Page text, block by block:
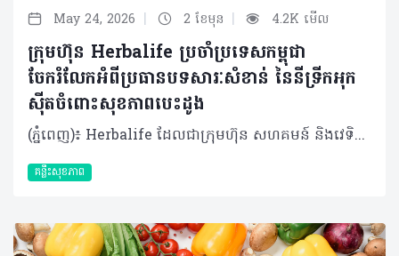
May 24, 2026 | 2 ខែមុន | 4.2K មើល
ក្រុមហ៊ុន Herbalife ប្រចាំប្រទេសកម្ពុជា
ចែករំលែកអំពីប្រធានបទសារៈសំខាន់ នៃនីទ្រីកអុក
ស៊ីតចំពោះសុខភាពបេះដូង
(ភ្នំពេញ)៖ Herbalife ដែលជាក្រុមហ៊ុន សហគមន៍ និងវេទិកាភ្ជាប់ទំនាក់ទំនងលំដាប់ថ្នាក់ពិភពលោក ផ្នែកសុខភាព និងសុខុមាលភាពបានចែករំលែកអំពីសារៈសំខាន់នៃនីទ្រីកអុកស៊ីតចំពោះសុខភាពបេះដូង និងថាតើអ្វីទៅជាការជំរុញនីទ្រីកអុកស៊ីត? មានកត្តាជាច្រើនក្នុងការរស់នៅឱ្យបានល្អបំផុត ហើយក៏មិនចាំបាច់ពិបាកស្មុគស្មាញអ្វីច្រើននោះដែរ។ មានវិធីសាមញ្ញមួយចំនួនដើម្បីគាំទ្រដល់សុខភាពបេះដូងរបស់អ្នកឱ្យមានសុខភាពល្អគឺ តាមរយៈរបបអាហារត្រឹមត្រូវ ការហាត់ប្រាណឱ្យបានទៀងទាត់ និងការទទួលទានអាហាររូបត្ថម្ភជំនួយ។របបអាហារ និងលំហាត់ប្រាណគឺងាយស្រួល ប៉ុន្តែអាហាររូបត្ថម្ភជំនួយវិញ? វិធីដ៏ល្អបំផុតមួយដើម្បីជួយការពារបេះដូងរបស់អ្នកគឺ តាមរយៈនីទ្រីកអុកស៊ីត ឬ ពាក្យកាត់ NO។ តើនីទ្រីកអុកស៊ីតដំណើរការយ៉ាងដូចម្តេច? នីទ្រីកអុកស៊ីត គឺជាឧស្ម័នដែលកើតឡើងពីធម្មជាតិដែលមាននៅទាំងក្នុង និងក្រៅរាងកាយ។ វាការពារប្រព័ន្ធសរសៃឈាមបេះដូងរបស់អ្នកពីការខូចខាត និងការចុះខ្សោយតាមវ័យ ដោយលើកកម្ពស់ភាពយឺត នៃសរសៃឈាម។ នីទ្រីកអុកស៊ីតជួយឱ្យជញ្ជាំងសរសៃឈាមរបស់អ្នកសម្រាក និងរីកធំ ដើម្បីឱ្យកោសិកាឈាមអាចរត់បានយ៉ាងងាយស្រួល។ ដំណើរការនេះអនុញ្ញាតឱ្យសារធាតុចិញ្ចឹម និងអុកស៊ីហ្សែនត្រូវបានបញ្ជូនទៅកាន់រាងកាយឱ្យកាន់តែមានប្រសិទ្ធភាព។ អត្ថប្រយោជន៍ នៃនីទ្រីកអុកស៊ីត នីទ្រីកអុកស៊ីតត្រូវបានគេហៅថាជា "Miracle Molecule" ឬ “ម៉ូលេគុលអស្ចារ្យ” ដោយសារតែអត្ថប្រយោជន៍ជាច្រើនដែលវាមាន។ ផ្អែកលើការសិក្សាមួយដែលបានចុះផ្សាយក្នុងទស្សនាវដ្តីវេជ្ជសាស្ត្រ The Journal of Preventive Medicine and Hygiene បានបង្ហាញឱ្យឃើញពីអត្ថប្រយោជន៍របស់នីទ្រីកអុកស៊ីតដូចខាងក្រោម៖ • ជួយគាំទ្រដល់ដំណើរការបេះដូង • រក្សាសរសៃឈាមឱ្យមានភាពបត់បែន • ធ្វើឱ្យលំហូរឈាមប្រសើរឡើង • គាំទ្រដល់គ្រប់កោសិកាទាំងអស់នៅក្នុងរាងកាយរបស់អ្នក • ជំរុញមុខងារបេះដូង ខួរក្បាល និងសរីរាង្គផ្សេងៗទៀតផងដែរ ការធ្វើឱ្យលំហូរឈាម និងការចរាចរឈាមប្រសើរឡើង នឹងជួយសម្រាលបន្ទុកការងាររបស់បេះដូង។ បេះដូងតែងតែច្របាច់បញ្ជូនកោសិកាឈាមផ្តល់​ថាមពលដល់គ្រប់សាច់ដុំ និងសរីរាង្គក្នុងរាងកាយ។ នីទ្រីកអុកស៊ីតជួយឱ្យសរសៃឈាមសម្រាក អនុញ្ញាតិឱ្យកោសិកាទាំងអស់អាចធ្វើចលនា និងរក្សាសម្ពាធឈាមឱ្យស្ថិតក្នុងកម្រិតដែលមានសុខភាពល្អ។ ការផលិតនីទ្រីកអុកស៊ីត រាងកាយផលិតនីទ្រីកអុកស៊ីតដោយធម្មជាតិក្នុងកំឡុងពេលរំលាយអាហារនៅពេលដែលប្រូតេអ៊ីនត្រូវបានបំបែកទៅជាអាស៊ីតអាមីណូដូចជា L-arginine និង L-citrulline។ នៅពេលដែលសារធាតុ L-arginine ត្រូវបានស្រូបចូលទៅក្នុងកោសិកាដែលនៅតាមជញ្ជាំងសរសៃឈាមរបស់អ្នក វានឹងបំប្លែងទៅជានីទ្រីកអុកស៊ីត (NO)។ L-citrulline គឺជាផលដែលកើតចេញពីការបំប្លែងនោះ ហើយវាដើរតួអ្នកជាការបន្ថែមថាមពល ប៉ុន្តែឥទ្ធិពលវាគឺមានរយៈពេលខ្លី។ នីទ្រីកអុកស៊ីតត្រូវបានបំផ្លាញចោលដោយសារម៉ូលេគុលអុកស៊ីហ្សែនសកម្មក្នុងរយៈពេលតែមួយវិនាទីប៉ុណ្ណោះ បន្ទាប់ពីការផលិត។ ការការពារកម្រិតនីទ្រីកអុកស៊ីត សារធាតុប្រឆាំងអុកស៊ីតកម្ម គឺជាវិធីមួយដើម្បីការពារកម្រិតនីទ្រីកអុកស៊ីតនៅក្នុងរាងកាយរបស់អ្នក។ សារធាតុប្រឆាំងអុកស៊ីតកម្មទាំងនេះជួយឱ្យរាងកាយស្រូបយកម៉ូលេគុលអុកស៊ីហ្សែនសកម្ម មុនពេលពួកវាអាចបង្កៃការខូចខាតណាមួយដល់នីទ្រីកអុកស៊ីត។ តាមរយៈការទទួលទានវីតាមីន C និង E រួមគ្នាជាមួយអាស៊ីត alpha lipoic អ្នកអាចជួយបង្កើតរបាំងការពារសម្រាប់នីទ្រីកអុកស៊ីតបាន។ បន្ទាប់ពីអាយុ ៣០ ឆ្នាំឡើង បរិមាណនីទ្រីកអុកស៊ីតដែលផលិតដោយធម្មជាតិក្នុងរាងកាយចាប់ផ្តើមថយចុះ។ ដូច្នោះហើយទើបវាជាការចាំបាច់ក្នុងជួយការពារ និងជម្រុះការបន្ថែមការផលិត NO ដើម្បីគាំទ្រដល់ប្រព័ន្ធសរសៃឈាមបេះដូងឱ្យមានសុខភាពល្អ។ ការជម្រុញនីទ្រីកអុកស៊ីត ដើម្បីជំរុញការផលិតនីទ្រីកអុកស៊ីតក្នុងរាងកាយ មានរឿងមួយចំនួនដែលអ្នកអាចធ្វើបានជារៀងរាល់ថ្ងៃ។ ជាទូទៅ វាអាស្រ័យលើរបបអាហារ ការហាត់ប្រាណ និងការទទួលទានអាហារូបត្ថម្ភដើម្បីជួយបំពេញបន្ថែម។ ចំពោះអាហារូបត្ថម្ភ អ្នកគួរទទួលទានអាហារដែលសម្បូរសារធាតុចិញ្ចឹមរួមមាន៖ • ប្រូតេអ៊ីនដែលមានគុណភាពខ្ពស់ដូចជាសណ្តែកសៀង សាច់ គ្រាប់ធញ្ញជាតិ ទឹកដោះគោ និងអាហារក្រឡុកប្រូតេអ៊ីន • បន្លែដែលមានសារធាតុនីត្រាតខ្ពស់ដូចជា គិនឆាយ សាឡាត់ មើមឆៃថាវក្រហម ស្ពៃពួយឡេង និងអាហារបំប៉នបន្លែបៃតង ក៏ជាជម្រើសដ៏ល្អដែរ • អាស៊ីតខ្លាញ់អូមេហ្គា ៣ ក៏ជួយកាត់បន្ថយការរលាកក្នុងរាងកាយផងដែរ របបអាហារដែលមានតុល្យភាពមិនមែនជាវិធីតែមួយគត់ដើម្បីបង្កើនកម្រិតនីទ្រីកអុកស៊ីតរបស់អ្នកនោះទេ។ វាក៏សំខាន់ផងដែរក្នុងការផ្តោតលើសុខុមាលភាពទូទៅរបស់អ្នកដូចជា៖ • ធានាថាអ្នកបានរក្សាជាតិទឹកបានគ្រប់គ្រាន់ • គេងឱ្យបានគ្រប់គ្រាន់ • និងបង្កើនសកម្មភាពរាងកាយ ការហាត់ប្រាណគឺជាចំណុចសំខាន់មួយ ព្រោះការផលិតនីទ្រីកអុកស៊ីតកើនឡើងយ៉ាងខ្លាំងក្នុងកំឡុងពេលធ្វើសកម្មភាពរាងកាយគ្រប់កម្រិត។ មិនថាការដើរ រត់ ជិះកង់ ហែលទឹក ឬសូម្បីតែការឡើងជណ្តើរ សុទ្ធតែជួយទ្រទ្រង់កម្រិត NO និងរបៀបរស់នៅដែលមានសុខភាពល្អទាំងអស់។ ការប្រើប្រាស់អាហារូបត្ថម្ភជំនួយ ក៏ជាកត្តាសំខាន់ផងដែរ ព្រោះសូម្បីតែរបបអាហារដែលមានតុល្យភាពបំផុតក៏នៅតែមានចន្លោះខ្វះខាតសារធាតុចិញ្ចឹមដែរ។ ដូច្នោះហើយអាហារូបត្ថម្ភជំនួយដូចជា អាហារក្រឡុកប្រូតេអ៊ីន អាហារូបត្ថម្ភជំនួយបន្លែបៃតង និងអូមេហ្គា ៣ គឺអាចជួយបំពេញចន្លោះខ្វះខាតបានយ៉ាងច្រើន។ សម្រាប់ការគាំទ្រកម្រិតនីទ្រីកអុកស៊ីត អាស៊ីតអាមីណូដូចជា L-arginine និង L-citrulline វីតាមីន C និង E អាស៊ីត alpha lipoic និងអាស៊ីតហ្វូលិក គឺពិតជាត្រូវការចាំបាច់។ ផលិតផល Herbalife® Vitality Amino Drink មានផ្ទុកនូវគ្រឿងផ្សំទាំងអស់នេះ និងជាជម្រើសដ៏ល្អសម្រាប់គាំទ្រដល់សុខភាពសរសៃឈាមបេះដូងរបស់អ្នក។ Vitality Amino Drink រួមបញ្ចូលគ្នានូវអាស៊ីតអាមីណូ និងសារធាតុប្រឆាំងអុកស៊ីតកម្មដែលចាំបាច់ដើម្បីគាំទ្រដល់ការផលិត និងរក្សាកម្រិត NO ដើម្បីរក្សាសរសៃឈាមឱ្យមានភាពបត់បែន។ ផលិតផល Herbalife24® Rebuild Strength ក៏ជាជម្រើសដ៏ល្អមួយទៀតដែលជួយបង្កើនកម្រិត NO ក្នុងរាងកាយរបស់អ្នក។ នៅពេលទទួលទានមុនពេលហាត់ប្រាណ វាជួយគាំទ្រដល់លំហូរឈាម និងធ្វើឱ្យសមត្ថភាពកីឡា និងភាពធន់ប្រសើរឡើង។ ការរក្សាកម្រិតនីទ្រីកអុកស៊ីតឱ្យបានខ្ពស់ គឺជាគន្លឹះសម្រាប់សុខភាពរាងកាយ និងបេះដូង ។ អ្នកអាចជួយឱ្យបេះដូងមានសុខភាពល្អទៅតាមវ័យ តាមរយៈការរក្សាភាពបត់បែននៃសរសៃឈាម និងការកែលម្អលំហូរឈាមក្នុងរាងកាយ ជាមួយនឹងសារធាតុ L-arginine និង L-citrulline ដែលមាននៅក្នុងផលិតផល Vitality Amino Drink ។ ការផ្ដោតលើរបបអាហារដែលមានតុល្យភាព ការហាត់ប្រាណឱ្យបានទៀងទាត់ និងការទទួលបានកម្រិត NO ឱ្យបានគ្រប់គ្រាន់ គឺជាគន្លឹះក្នុងការគាំទ្រដល់សុខភាពបេះដូង និងការរស់នៅឱ្យបានល្អបំផុត។ អំពីក្រុមហ៊ុន Herbalife ក្រុមហ៊ុន Herbalife (NYSE: HLF) គឺជាក្រុមហ៊ុនសុខភាព និងសុខុមាលភាពឈានមុខគេ និងជាសហគមន៍ដែលកំពុងផ្លាស់ប្តូរជីវិតរបស់មនុស្សជាមួយនឹងផលិតផលអាហារូបត្ថម្ភដ៏អស្ចារ្យ និងជាឱកាសអាជីវកម្មសម្រាប់សមាជិកឯករាជ្យរបស់ខ្លួនចាប់តាំងពីឆ្នាំ 1980។ ក្រុមហ៊ុនផ្តល់ជូននូវផលិតផលដែលគាំទ្រដោយវិទ្យាសាស្រ្តដល់អ្នកប្រើប្រាស់នៅក្នុងទីផ្សារជាង 90។ តាមរយៈសមាជិកឯករាជ្យដែលផ្តល់ជូននូវការបណ្តុះបណ្តាល​មួយទល់មួយ និងផ្តល់ការគាំទ្រសហគមន៍ដោយបំផុសគំនិតឱ្យអតិថិជនប្រកាន់ខ្ជាប់នូវរបៀបរស់នៅដែលមានភាពសកម្ម។
គន្លឹះសុខភាព